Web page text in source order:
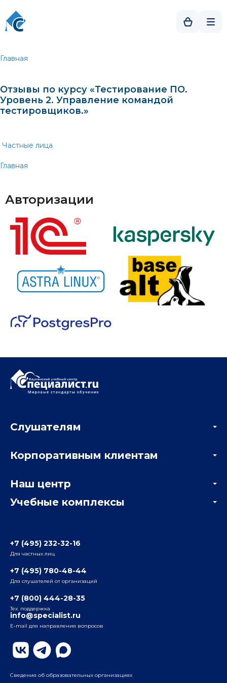
Главная
Отзывы по курсу «Тестирование ПО.
Уровень 2. Управление командой
тестировщиков.»
Частные лица
Главная
Авторизации
Учебные комплексы
Радио
ул. Радио, д.24, корпус 1, 2-й подъезд, 2-й этаж
ул. Воронцовская, д. 35Б, корп.2, 5-й этаж
Бауманский
ул. Бауманская, д. 6, стр. 2, бизнес-центр «Виктория
Плаза», 4-й этаж
Слушателям
Мастер-классы и вебинары
Корпоративным клиентам
Отзывы компаний
Наш центр
Информация о центре
+7 (495) 232-32-16
Для частных лиц
+7 (495) 780-48-44
Для слушателей от организаций
+7 (800) 444-28-35
Тех. поддержка
info@specialist.ru
E-mail для направления вопросов
Сведения об образовательных организациях